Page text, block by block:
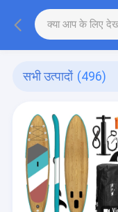
सभी उत्पादों (496)